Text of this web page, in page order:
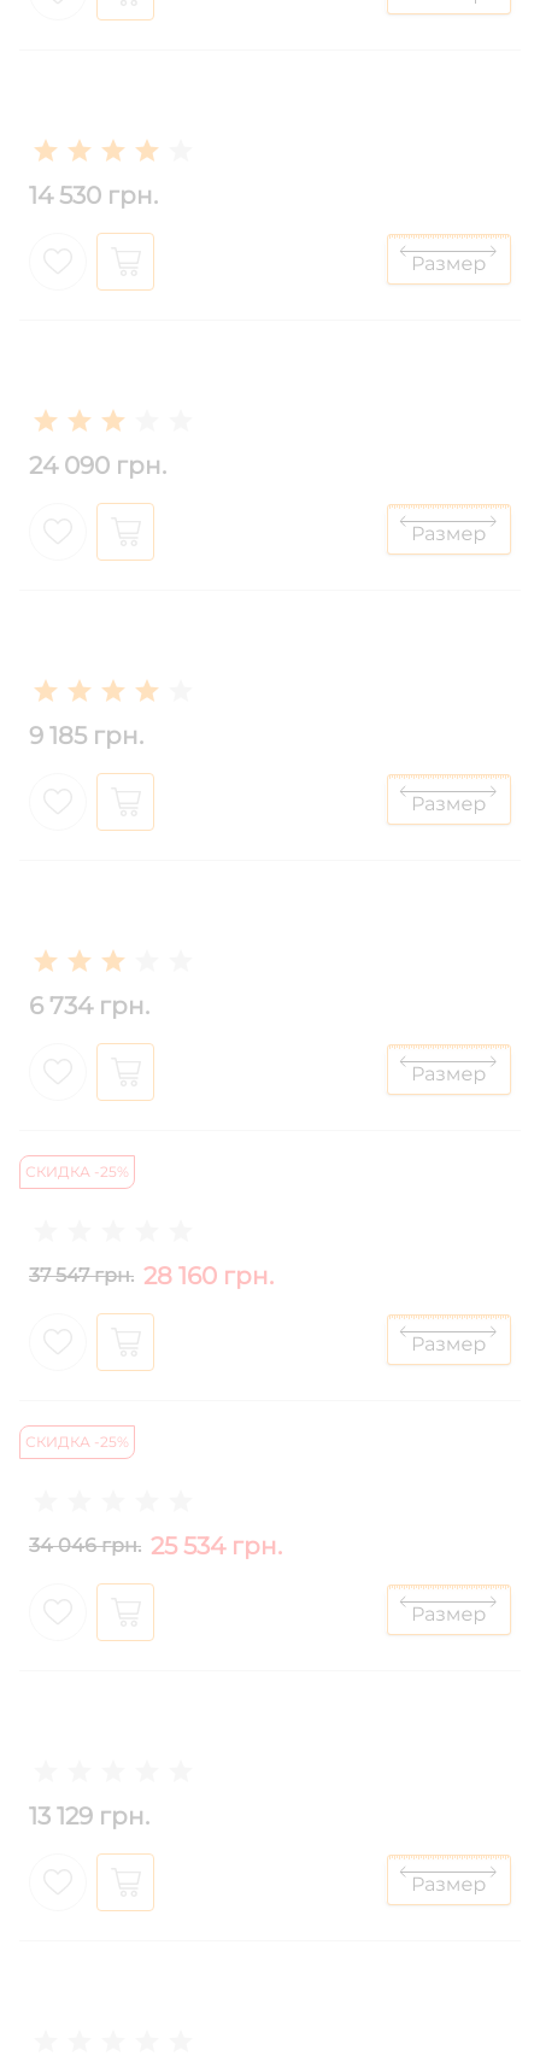
14 530 грн.
24 090 грн.
9 185 грн.
6 734 грн.
СКИДКА -25%
37 547 грн. 28 160 грн.
СКИДКА -25%
34 046 грн. 25 534 грн.
13 129 грн.